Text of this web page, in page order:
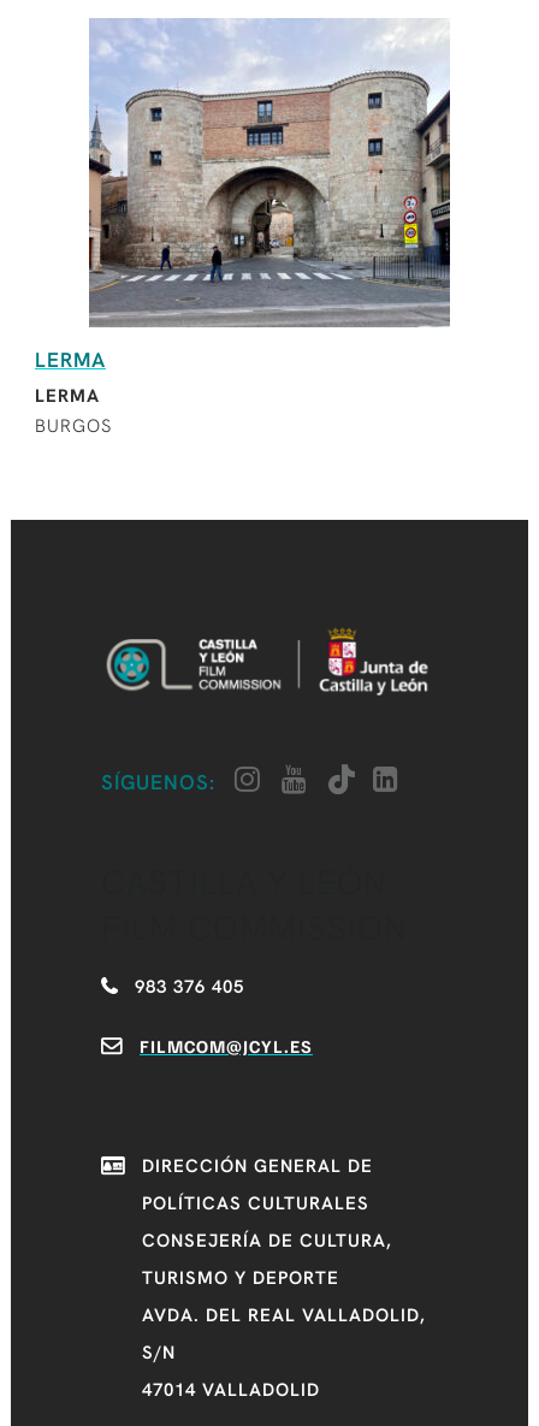
LERMA
LERMA
BURGOS
SÍGUENOS:
983 376 405
FILMCOM@JCYL.ES
DIRECCIÓN GENERAL DE
POLÍTICAS CULTURALES
CONSEJERÍA DE CULTURA,
TURISMO Y DEPORTE
AVDA. DEL REAL VALLADOLID,
S/N
47014 VALLADOLID